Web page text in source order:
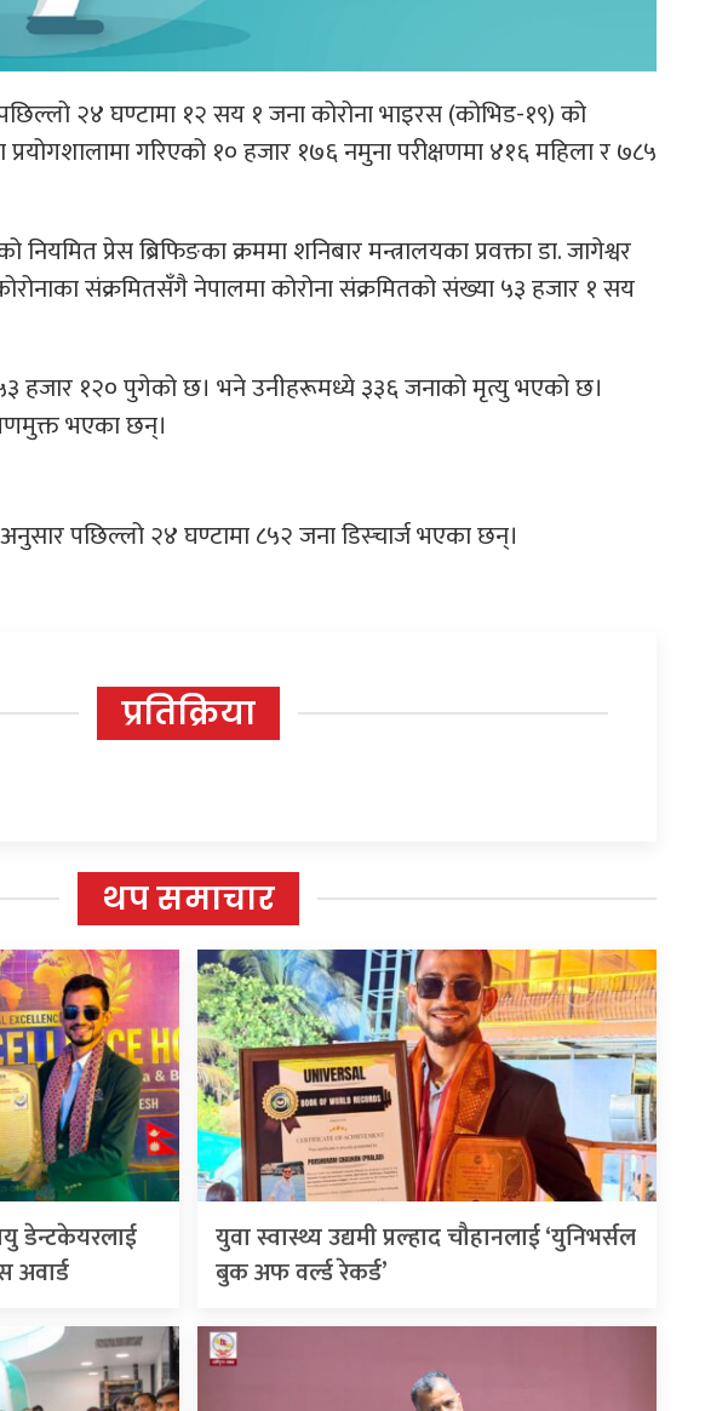
२४ घण्टामा १२ सय १ जना कोरोना भाइरस (कोभिड-१९) को
गरिएको १० हजार १७६ नमुना परीक्षणमा ४१६ महिला र ७८५
प्रेस ब्रिफिङका क्रममा शनिबार मन्त्रालयका प्रवक्ता डा. जागेश्वर
संक्रमितसँगै नेपालमा कोरोना संक्रमितको संख्या ५३ हजार १ सय
१२० पुगेको छ। भने उनीहरूमध्ये ३३६ जनाको मृत्यु भएको छ।
भएका छन्।
अनुसार पछिल्लो २४ घण्टामा ८५२ जना डिस्चार्ज भएका छन्।
प्रतिक्रिया
थप समाचार
डेन्टकेयरलाई
युवा स्वास्थ्य उद्यमी प्रल्हाद चौहानलाई ‘युनिभर्सल
बुक अफ वर्ल्ड रेकर्ड’